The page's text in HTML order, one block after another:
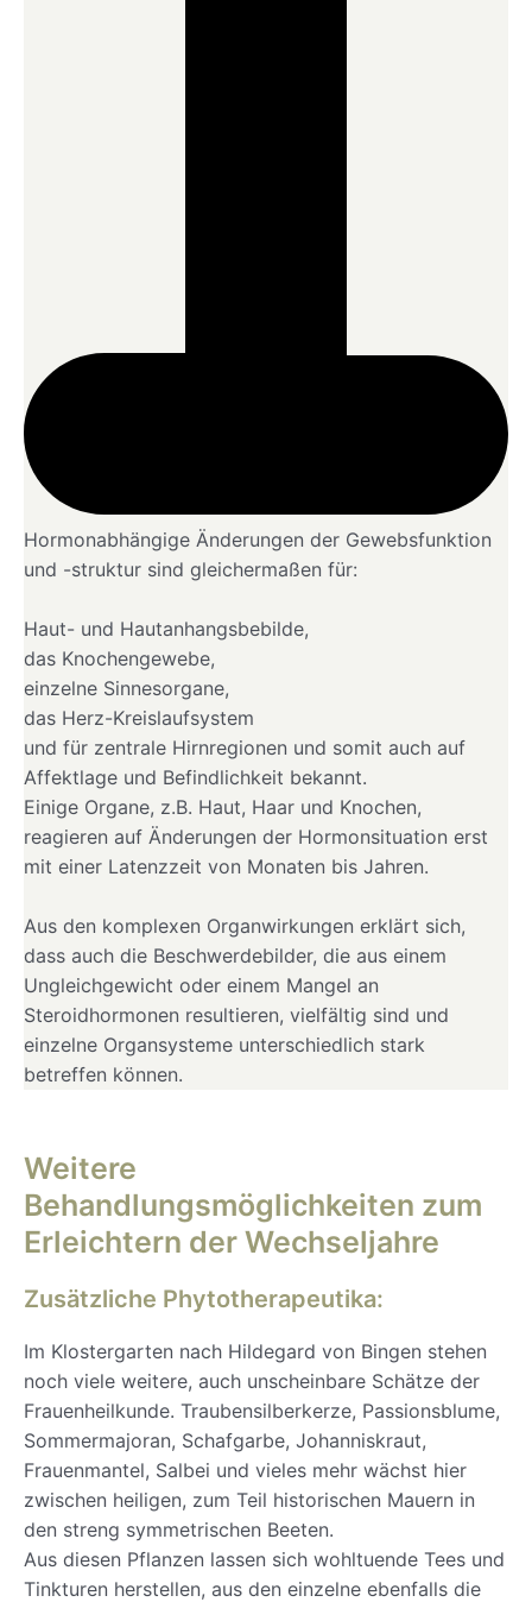
Hormonabhängige Änderungen der Gewebsfunktion
und -struktur sind gleichermaßen für:
Haut- und Hautanhangsbebilde,
das Knochengewebe,
einzelne Sinnesorgane,
das Herz-Kreislaufsystem
und für zentrale Hirnregionen und somit auch auf
Affektlage und Befindlichkeit bekannt.
Einige Organe, z.B. Haut, Haar und Knochen,
reagieren auf Änderungen der Hormonsituation erst
mit einer Latenzzeit von Monaten bis Jahren.
Aus den komplexen Organwirkungen erklärt sich,
dass auch die Beschwerdebilder, die aus einem
Ungleichgewicht oder einem Mangel an
Steroidhormonen resultieren, vielfältig sind und
einzelne Organsysteme unterschiedlich stark
betreffen können.
Weitere
Behandlungsmöglichkeiten zum
Erleichtern der Wechseljahre
Zusätzliche Phytotherapeutika:
Im Klostergarten nach Hildegard von Bingen stehen
noch viele weitere, auch unscheinbare Schätze der
Frauenheilkunde. Traubensilberkerze, Passionsblume,
Sommermajoran, Schafgarbe, Johanniskraut,
Frauenmantel, Salbei und vieles mehr wächst hier
zwischen heiligen, zum Teil historischen Mauern in
den streng symmetrischen Beeten.
Aus diesen Pflanzen lassen sich wohltuende Tees und
Tinkturen herstellen, aus den einzelne ebenfalls die